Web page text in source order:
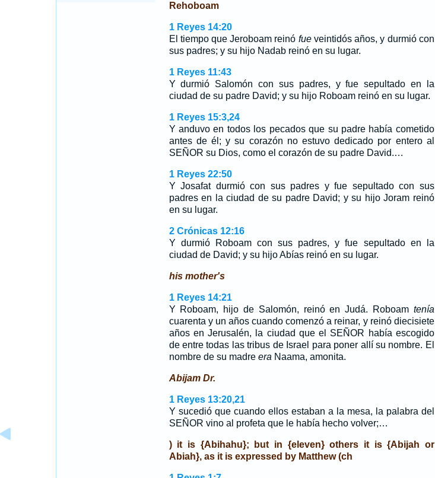
Rehoboam
1 Reyes 14:20
El tiempo que Jeroboam reinó fueveintidós años, y durmió con
sus padres; y su hijo Nadab reinó en su lugar.
1 Reyes 11:43
Y durmió Salomón con sus padres, y fue sepultado en la
ciudad de su padre David; y su hijo Roboam reinó en su lugar.
1 Reyes 15:3,24
Y anduvo en todos los pecados que su padre había cometido
antes de él; y su corazón no estuvo dedicado por entero al
SEÑOR su Dios, como el corazón de su padre David.…
1 Reyes 22:50
Y Josafat durmió con sus padres y fue sepultado con sus
padres en la ciudad de su padre David; y su hijo Joram reinó
en su lugar.
2 Crónicas 12:16
Y durmió Roboam con sus padres, y fue sepultado en la
ciudad de David; y su hijo Abías reinó en su lugar.
his mother's
1 Reyes 14:21
Y Roboam, hijo de Salomón, reinó en Judá. Roboam tenía
cuarenta y un años cuando comenzó a reinar, y reinó diecisiete
años en Jerusalén, la ciudad que el SEÑOR había escogido
de entre todas las tribus de Israel para poner allí su nombre. El
nombre de su madre era Naama, amonita.
Abijam Dr.
1 Reyes 13:20,21
Y sucedió que cuando ellos estaban a la mesa, la palabra del
SEÑOR vino al profeta que le había hecho volver;…
) it is {Abihahu}; but in {eleven} others it is {Abijah or
Abiah}, as it is expressed by Matthew (ch